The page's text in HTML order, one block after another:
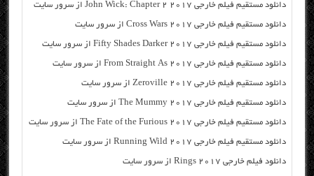
دانلود مستقیم فیلم خارجی John Wick: Chapter 2 2017 از سرور سایت
دانلود مستقیم فیلم خارجی Cross Wars 2017 از سرور سایت
دانلود مستقیم فیلم خارجی Fifty Shades Darker 2017 از سرور سایت
دانلود مستقیم فیلم خارجی From Straight As 2017 از سرور سایت
دانلود مستقیم فیلم خارجی Zeroville 2017 از سرور سایت
دانلود مستقیم فیلم خارجی The Mummy 2017 از سرور سایت
دانلود مستقیم فیلم خارجی The Fate of the Furious 2017 از سرور سایت
دانلود مستقیم فیلم خارجی Running Wild 2017 از سرور سایت
دانلود فیلم خارجی Rings 2017 از سرور سایت